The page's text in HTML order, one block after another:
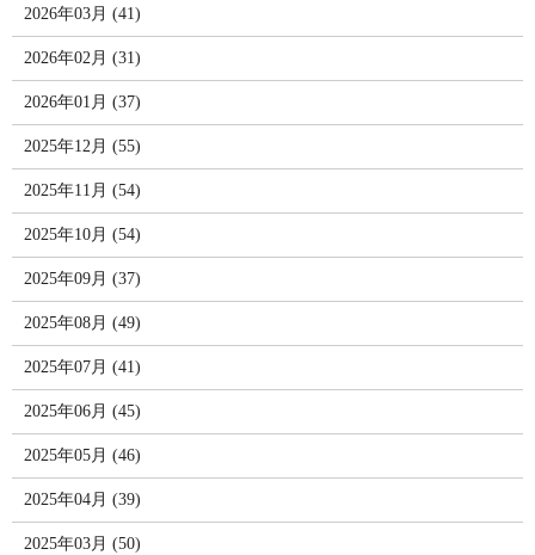
2026年03月 (41)
2026年02月 (31)
2026年01月 (37)
2025年12月 (55)
2025年11月 (54)
2025年10月 (54)
2025年09月 (37)
2025年08月 (49)
2025年07月 (41)
2025年06月 (45)
2025年05月 (46)
2025年04月 (39)
2025年03月 (50)